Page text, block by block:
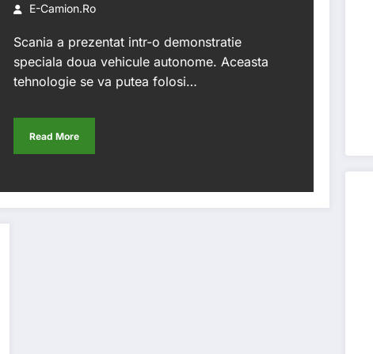
E-Camion.ro
Scania a prezentat intr-o demonstratie
speciala doua vehicule autonome. Aceasta
tehnologie se va putea folosi…
Read More